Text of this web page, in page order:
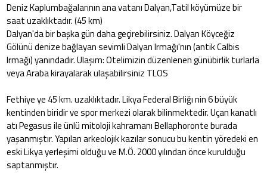
Deniz Kaplumbağalarının ana vatanı Dalyan,Tatil köyümüze bir
saat uzaklıktadır. (45 km)
Dalyan'da bir başka gün daha geçirebilirsiniz. Dalyan Köyceğiz
Gölünü denize bağlayan sevimli Dalyan Irmağı'nın (antik Calbis
Irmağı) yanındadır. Ulaşım: Otelimizin düzenlenen günübirlik turlarla
veya Araba kirayalarak ulaşabilirsiniz TLOS
Fethiye ye 45 km. uzaklıktadır. Likya Federal Birliğı nin 6 büyük
kentinden biridir ve spor merkezi olarak bilinmektedir. Uçan kanatlı
atı Pegasus ile ünlü mitoloji kahramanı Bellaphoronte burada
yaşanmıştır. Yapılan arkeolojık kazılar sonucu bu kentin yöredeki en
eski Likya yerleşimi olduğu ve M.Ö. 2000 yılından önce kurulduğu
saptanmıştır.